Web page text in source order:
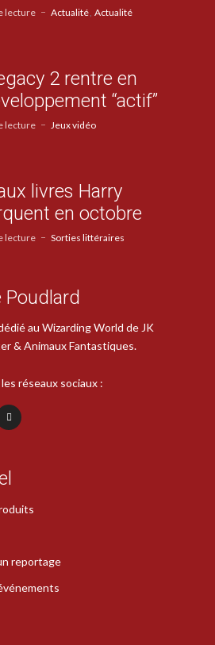
lecture Actualité Actualité
2 rentre en
“actif”
lecture Jeux vidéo
livres Harry
en octobre
lecture Sorties littéraires
Poudlard
au Wizarding World de JK
& Animaux Fantastiques.
réseaux sociaux :
reportage